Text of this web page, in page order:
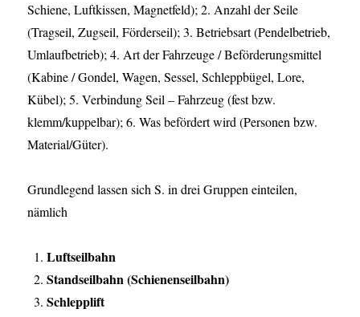
Schiene, Luftkissen, Magnetfeld); 2. Anzahl der Seile
(Tragseil, Zugseil, Förderseil); 3. Betriebsart (Pendelbetrieb,
Umlaufbetrieb); 4. Art der Fahrzeuge / Beförderungsmittel
(Kabine / Gondel, Wagen, Sessel, Schleppbügel, Lore,
Kübel); 5. Verbindung Seil – Fahrzeug (fest bzw.
klemm/kuppelbar); 6. Was befördert wird (Personen bzw.
Material/Güter).
Grundlegend lassen sich S. in drei Gruppen einteilen,
nämlich
Luftseilbahn
Standseilbahn (Schienenseilbahn)
Schlepplift